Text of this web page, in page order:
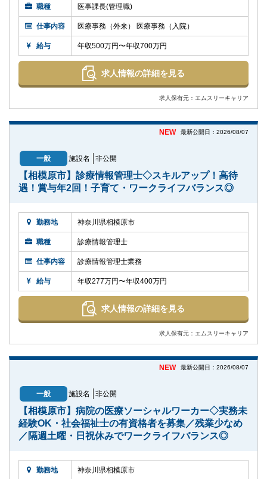
職種 医事課長(管理職)
仕事内容 医療事務（外来） 医療事務（入院）
給与 年収500万円〜年収700万円
求人情報の詳細を見る
求人保有元：エムスリーキャリア
NEW 最新公開日：2026/08/07
一般 施設名 非公開
【相模原市】診療情報管理士◇スキルアップ！高待
遇！賞与年2回！子育て・ワークライフバランス◎
勤務地 神奈川県相模原市
職種 診療情報管理士
仕事内容 診療情報管理士業務
給与 年収277万円〜年収400万円
求人情報の詳細を見る
求人保有元：エムスリーキャリア
NEW 最新公開日：2026/08/07
一般 施設名 非公開
【相模原市】病院の医療ソーシャルワーカー◇実務未
経験OK・社会福祉士の有資格者を募集／残業少なめ
／隔週土曜・日祝休みでワークライフバランス◎
勤務地 神奈川県相模原市